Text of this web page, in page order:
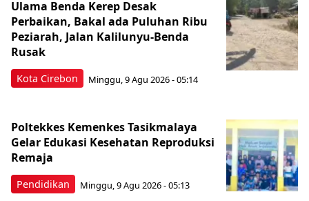
Kota Cirebon
Ulama Benda Kerep Desak
Perbaikan, Bakal ada Puluhan Ribu
Peziarah, Jalan Kalilunyu-Benda
Rusak
Minggu, 9 Agu 2026 - 05:14
Pendidikan
Poltekkes Kemenkes Tasikmalaya
Gelar Edukasi Kesehatan Reproduksi
Remaja
Minggu, 9 Agu 2026 - 05:13